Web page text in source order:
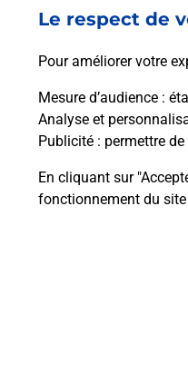
Le respect de
Pour améliorer votre
Mesure d’audience :
Analyse et
Publicité : permettre
En cliquant sur
fonctionnement du
Comment